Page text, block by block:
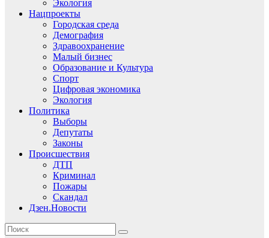
Экология
Нацпроекты
Городская среда
Демография
Здравоохранение
Малый бизнес
Образование и Культура
Спорт
Цифровая экономика
Экология
Политика
Выборы
Депутаты
Законы
Происшествия
ДТП
Криминал
Пожары
Скандал
Дзен.Новости